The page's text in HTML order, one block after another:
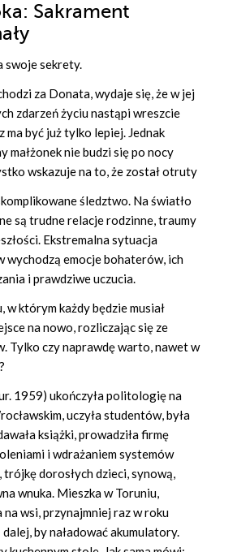
: Sakrament
swoje sekrety.
za Donata, wydaje się, że w jej
zdarzeń życiu nastąpi wreszcie
ma być już tylko lepiej. Jednak
małżonek nie budzi się po nocy
wskazuje na to, że został otruty
śledztwo. Na światło
są trudne relacje rodzinne, traumy
Ekstremalna sytuacja
wychodzą emocje bohaterów, ich
i prawdziwe uczucia.
w którym każdy będzie musiał
na nowo, rozliczając się ze
Tylko czy naprawdę warto, nawet w
1959) ukończyła politologię na
uczyła studentów, była
książki, prowadziła firmę
i wdrażaniem systemów
trójkę dorosłych dzieci, synową,
wnuka. Mieszka w Toruniu,
na wsi, przynajmniej raz w roku
by naładować akumulatory.